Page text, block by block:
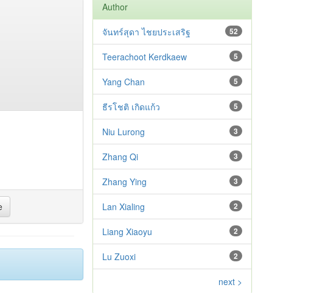
Author
52
จันทร์สุดา ไชยประเสริฐ
5
Teerachoot Kerdkaew
5
Yang Chan
5
ธีรโชติ เกิดแก้ว
3
Niu Lurong
3
Zhang Qi
3
Zhang Ying
2
Lan Xialing
2
Liang Xiaoyu
2
Lu Zuoxi
next >